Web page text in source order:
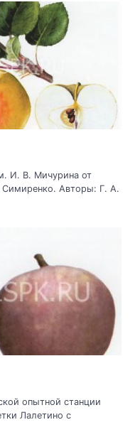
И. В. Мичурина от
Симиренко. Авторы: Г. А.
опытной станции
Лалетино с